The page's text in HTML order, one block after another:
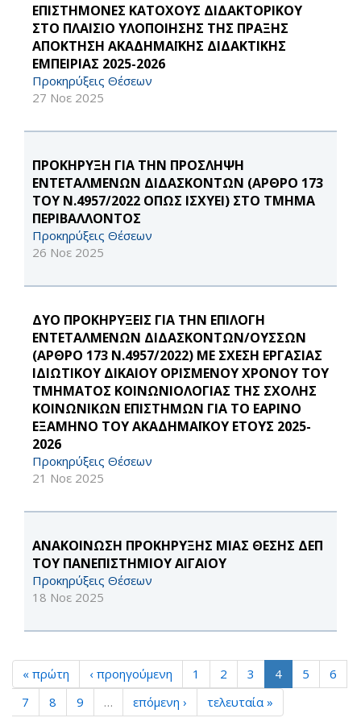
ΕΠΙΣΤΗΜΟΝΕΣ ΚΑΤΟΧΟΥΣ ΔΙΔΑΚΤΟΡΙΚΟΥ
ΣΤΟ ΠΛΑΙΣΙΟ ΥΛΟΠΟΙΗΣΗΣ ΤΗΣ ΠΡΑΞΗΣ
ΑΠΟΚΤΗΣΗ ΑΚΑΔΗΜΑΪΚΗΣ ΔΙΔΑΚΤΙΚΗΣ
ΕΜΠΕΙΡΙΑΣ 2025-2026
Προκηρύξεις Θέσεων
27 Νοε 2025
ΠΡΟΚΗΡΥΞΗ ΓΙΑ ΤΗΝ ΠΡΟΣΛΗΨΗ
ΕΝΤΕΤΑΛΜΕΝΩΝ ΔΙΔΑΣΚΟΝΤΩΝ (ΑΡΘΡΟ 173
ΤΟΥ Ν.4957/2022 ΟΠΩΣ ΙΣΧΥΕΙ) ΣΤΟ ΤΜΗΜΑ
ΠΕΡΙΒΑΛΛΟΝΤΟΣ
Προκηρύξεις Θέσεων
26 Νοε 2025
ΔΥΟ ΠΡΟΚΗΡΥΞΕΙΣ ΓΙΑ ΤΗΝ ΕΠΙΛΟΓΗ
ΕΝΤΕΤΑΛΜΕΝΩΝ ΔΙΔΑΣΚΟΝΤΩΝ/ΟΥΣΣΩΝ
(ΑΡΘΡΟ 173 Ν.4957/2022) ΜΕ ΣΧΕΣΗ ΕΡΓΑΣΙΑΣ
ΙΔΙΩΤΙΚΟΥ ΔΙΚΑΙΟΥ ΟΡΙΣΜΕΝΟΥ ΧΡΟΝΟΥ ΤΟΥ
ΤΜΗΜΑΤΟΣ ΚΟΙΝΩΝΙΟΛΟΓΙΑΣ ΤΗΣ ΣΧΟΛΗΣ
ΚΟΙΝΩΝΙΚΩΝ ΕΠΙΣΤΗΜΩΝ ΓΙΑ ΤΟ ΕΑΡΙΝΟ
ΕΞΑΜΗΝΟ ΤΟΥ ΑΚΑΔΗΜΑΪΚΟΥ ΕΤΟΥΣ 2025-
2026
Προκηρύξεις Θέσεων
21 Νοε 2025
ΑΝΑΚΟΙΝΩΣΗ ΠΡΟΚΗΡΥΞΗΣ ΜΙΑΣ ΘΕΣΗΣ ΔΕΠ
ΤΟΥ ΠΑΝΕΠΙΣΤΗΜΙΟΥ ΑΙΓΑΙΟΥ
Προκηρύξεις Θέσεων
18 Νοε 2025
« πρώτη ‹ προηγούμενη 1 2 3 4 5
6
7
8 9 … επόμενη › τελευταία »